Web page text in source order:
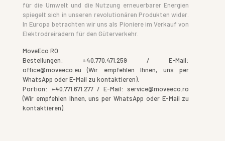
für die Umwelt und die Nutzung erneuerbarer Energien
spiegelt sich in unseren revolutionären Produkten wider.
In Europa betrachten wir uns als Pioniere im Verkauf von
Elektrodreirädern für den Güterverkehr.
MoveEco RO
Bestellungen: +40.770.471.259 / E-Mail:
office@moveeco.eu (Wir empfehlen Ihnen, uns per
WhatsApp oder E-Mail zu kontaktieren).
Portion: +40.771.671.277 / E-Mail: service@moveeco.ro
(Wir empfehlen Ihnen, uns per WhatsApp oder E-Mail zu
kontaktieren).